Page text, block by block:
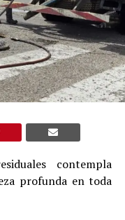
contempla
profunda en toda